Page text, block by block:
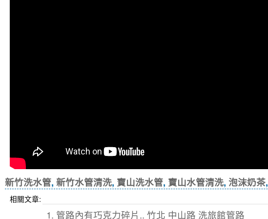
新竹洗水管, 新竹水管清洗, 寶山洗水管, 寶山水管清洗, 泡沫奶茶,
相關文章:
1. 管路內有巧克力碎片.. 竹北 中山路 洗旅館管路